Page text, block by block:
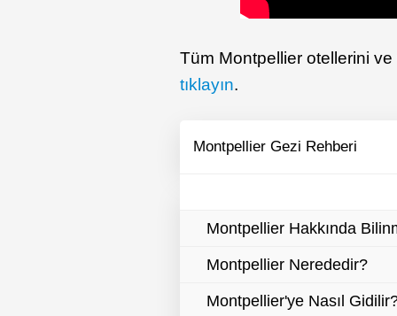
Tüm Montpellier otellerini ve
tıklayın.
Montpellier Gezi Rehberi
Montpellier Hakkında
Montpellier Nerededir?
Montpellier'ye Nasıl